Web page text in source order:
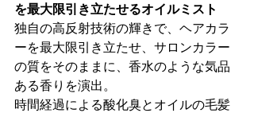
を最大限引き立たせるオイルミスト
独自の高反射技術の輝きで、ヘアカラ
ーを最大限引き立たせ、サロンカラー
の質をそのままに、香水のような気品
ある香りを演出。
時間経過による酸化臭とオイルの毛髪